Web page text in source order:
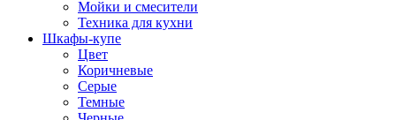
Мойки и смесители
Техника для кухни
Шкафы-купе
Цвет
Коричневые
Серые
Темные